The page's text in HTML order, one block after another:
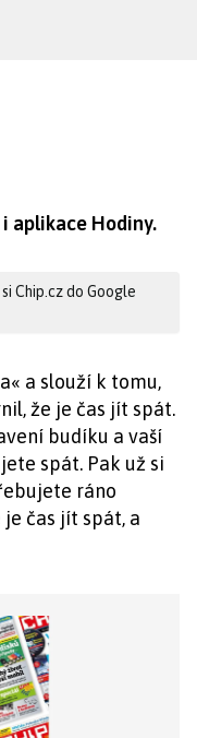
aplikace Hodiny.
Chip.cz do Google
a slouží k tomu,
že je čas jít spát.
budíku a vaší
spát. Pak už si
ráno
čas jít spát, a